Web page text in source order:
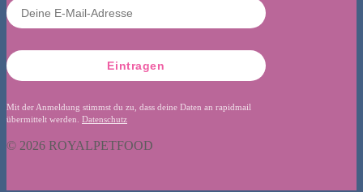
Eintragen
Mit der Anmeldung stimmst du zu, dass deine Daten an rapidmail
übermittelt werden. Datenschutz
© 2026 ROYALPETFOOD